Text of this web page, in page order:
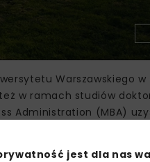
Warszawskiego
w ramach studiów
Administration (MBA)
doświadczenie w
kolejowego, jak
jest dla nas